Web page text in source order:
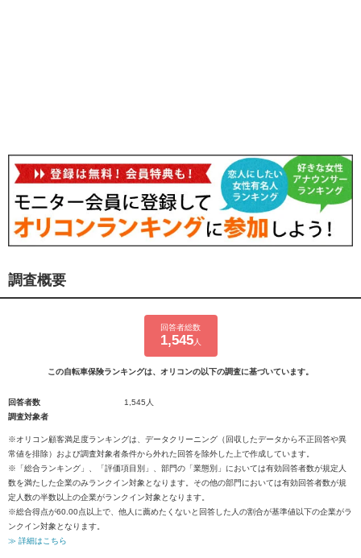
調査概要
回答者総数
1,545人
この自転車保険ランキングは、オリコンの以下の調査に基づいています。
回答者数
1,545人
調査対象者
※オリコン顧客満足度ランキングは、データクリーニング（回収したデータから不正回答や異
常値を排除）および調査対象者条件から外れた回答を除外した上で作成しています。
※「総合ランキング」、「評価項目別」、部門の「業態別」においては有効回答者数が規定人
数を満たした企業のみランクイン対象となります。その他の部門においては有効回答者数が規
定人数の半数以上の企業がランクイン対象となります。
※総合得点が60.00点以上で、他人に薦めたくないと回答した人の割合が基準値以下の企業がラ
ンクイン対象となります。
≫ 詳細はこちら